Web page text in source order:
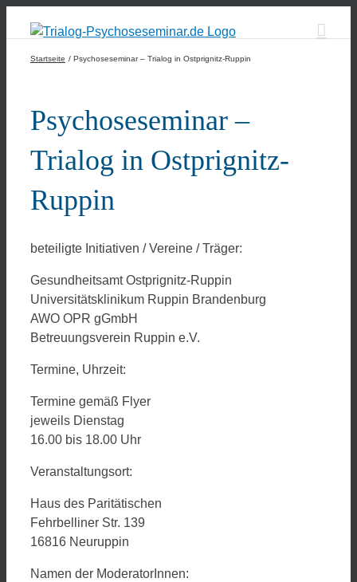
Inhalt
springenStartseite Psychoseseminar – Trialog in Ostprignitz-Ruppin
Psychoseseminar –
Trialog in Ostprignitz-
Ruppin
beteiligte Initiativen / Vereine / Träger:
Gesundheitsamt Ostprignitz-Ruppin
Universitätsklinikum Ruppin Brandenburg
AWO OPR gGmbH
Betreuungsverein Ruppin e.V.
Termine, Uhrzeit:
Termine gemäß Flyer
jeweils Dienstag
16.00 bis 18.00 Uhr
Veranstaltungsort:
Haus des Paritätischen
Fehrbelliner Str. 139
16816 Neuruppin
Namen der ModeratorInnen: